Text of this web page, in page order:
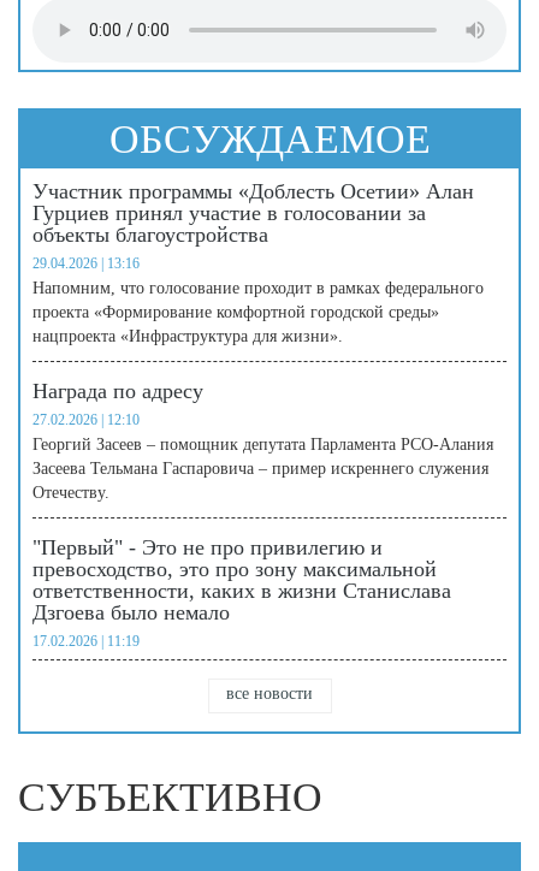
ОБСУЖДАЕМОЕ
Участник программы «Доблесть Осетии» Алан
Гурциев принял участие в голосовании за
объекты благоустройства
29.04.2026 | 13:16
Напомним, что голосование проходит в рамках федерального
проекта «Формирование комфортной городской среды»
нацпроекта «Инфраструктура для жизни».
Награда по адресу
27.02.2026 | 12:10
Георгий Засеев – помощник депутата Парламента РСО-Алания
Засеева Тельмана Гаспаровича – пример искреннего служения
Отечеству.
"Первый" - Это не про привилегию и
превосходство, это про зону максимальной
ответственности, каких в жизни Станислава
Дзгоева было немало
17.02.2026 | 11:19
все новости
СУБЪЕКТИВНО